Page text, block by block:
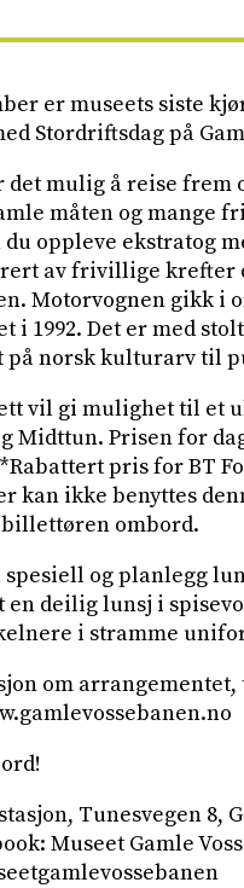
er museets siste
Stordriftsdag på
det mulig å reise
måten og mange
oppleve ekstratog
av frivillige krefter
Motorvognen gikk i
i 1992. Det er med
på norsk kulturarv til
vil gi mulighet til et
Midttun. Prisen for
pris for BT
ikke benyttes
ombord.
og planlegg
en deilig lunsj i
i stramme
om
Tunesvegen 8,
Museet Gamle